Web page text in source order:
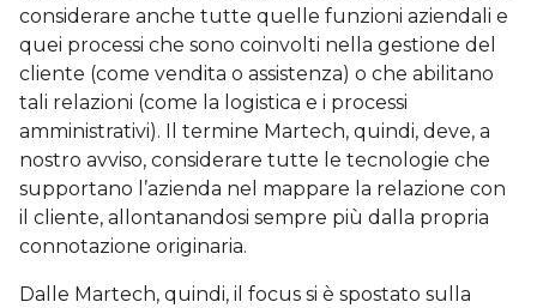
considerare anche tutte quelle funzioni aziendali e
quei processi che sono coinvolti nella gestione del
cliente (come vendita o assistenza) o che abilitano
tali relazioni (come la logistica e i processi
amministrativi). Il termine Martech, quindi, deve, a
nostro avviso, considerare tutte le tecnologie che
supportano l’azienda nel mappare la relazione con
il cliente, allontanandosi sempre più dalla propria
connotazione originaria.
Dalle Martech, quindi, il focus si è spostato sulla